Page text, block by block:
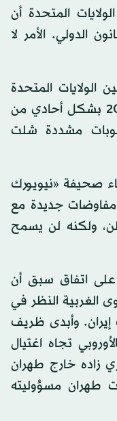
المتحدة أن
الدولي. الأمر لا
الولايات المتحدة
وإيران بعد انسحاب ترمب عام 2018 بشكل أحادي من
مشددة شلت
صحيفة «نيويورك
جديدة مع
ولكنه لن يسمح
اتفاق سبق أن
الغربية النظر في
وأبدى ظريف
تجاه اغتيال
زاده خارج طهران
طهران مسؤوليته